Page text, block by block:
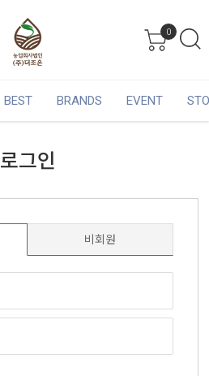
0
BEST BRANDS EVENT
로그인
비회원